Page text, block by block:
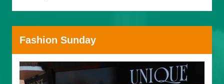
Fashion Sunday